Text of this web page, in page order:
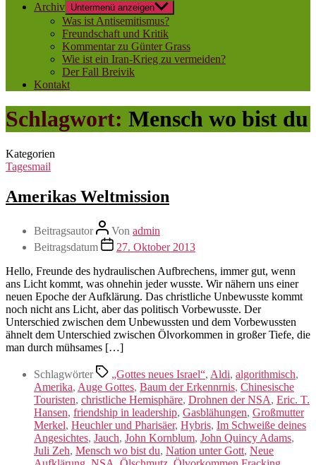
Archiv Untermenü anzeigen
Was ist Antisemitismus?
Freundschaft und Kritik
Kommentar zu Günter Grass
Wie ist ein Iran-Krieg zu vermeiden?
Der Fall Breivik
Kontakt
Schlagwort: Mensch wo bist du
Kategorien
Tagesmail
Amerikas Weltmission
Beitragsautor Von admin
Beitragsdatum
27. Oktober 2013
Hello, Freunde des hydraulischen Aufbrechens, immer gut, wenn
ans Licht kommt, was ohnehin jeder wusste. Wir nähern uns einer
neuen Epoche der Aufklärung. Das christliche Unbewusste kommt
noch nicht ans Licht, aber das politisch Vorbewusste. Der
Unterschied zwischen dem Unbewussten und dem Vorbewussten
ähnelt dem Unterschied zwischen Ölvorkommen in großer Tiefe, die
man durch mühsames […]
Schlagwörter „Gottes neues Israel“, Aldi, algorithmisch,
Amerika, Auge Gottes, Baum der Erkennrnis, Chinesische
Touristen, christliche Hemisphäre, Drohnen der NSA, Eric. T.
Hansen, friendship in leadership, Gasblähungen, Großmutter
Merkel, Heuchler und Pharisäer, Hybris, Im Schweiße deines
Angesichtes, Jauch, John Kornblum, John Quincy Adams,
Juli Zeh, Mensch wo bist du, Nation unter Gott, Neue